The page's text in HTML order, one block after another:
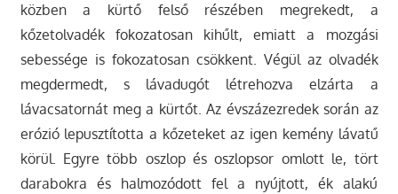
közben a kürtő felső részében megrekedt, a
kőzetolvadék fokozatosan kihűlt, emiatt a mozgási
sebessége is fokozatosan csökkent. Végül az olvadék
megdermedt, s lávadugót létrehozva elzárta a
lávacsatornát meg a kürtőt. Az évszázezredek során az
erózió lepusztította a kőzeteket az igen kemény lávatű
körül. Egyre több oszlop és oszlopsor omlott le, tört
darabokra és halmozódott fel a nyújtott, ék alakú